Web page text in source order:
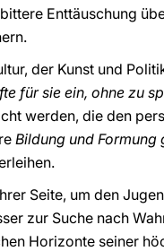
Enttäuschung
der Kunst und
für sie ein, ohne zu
werden, die den
Bildung und Formung
Seite, um den
zur Suche nach
Horizonte seiner